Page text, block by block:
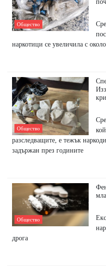
Общество
наркотици се увеличила с
Общество
разследващите, е тежък
задържан през годините
Общество
дрога